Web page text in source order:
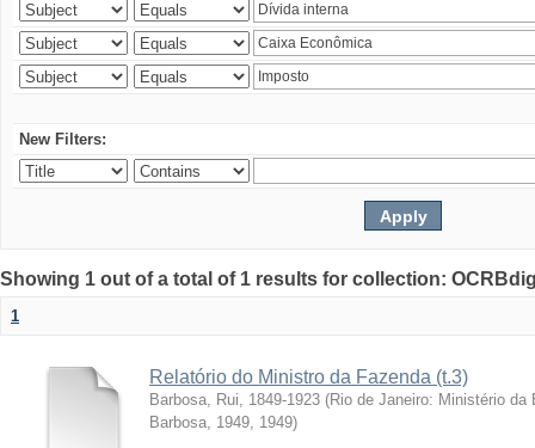
New Filters:
Showing 1 out of a total of 1 results for collection:
1
Relatório do Ministro da Fazenda (t.3)
Barbosa, Rui, 1849-1923 (Rio de Janeiro: Ministério
Barbosa, 1949, 1949)